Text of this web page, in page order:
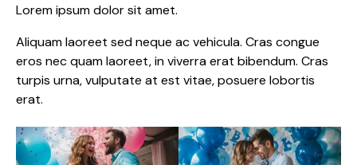
Lorem ipsum dolor sit amet.
Aliquam laoreet sed neque ac vehicula. Cras congue
eros nec quam laoreet, in viverra erat bibendum. Cras
turpis urna, vulputate at est vitae, posuere lobortis
erat.